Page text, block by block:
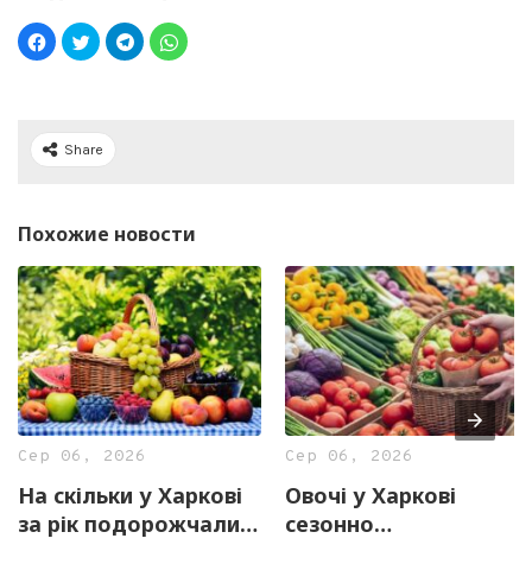
Share
Похожие новости
Сер 06, 2026
На скільки у Харкові
за рік подорожчали
Сер 06, 2026
Овочі у Харкові
сезонно